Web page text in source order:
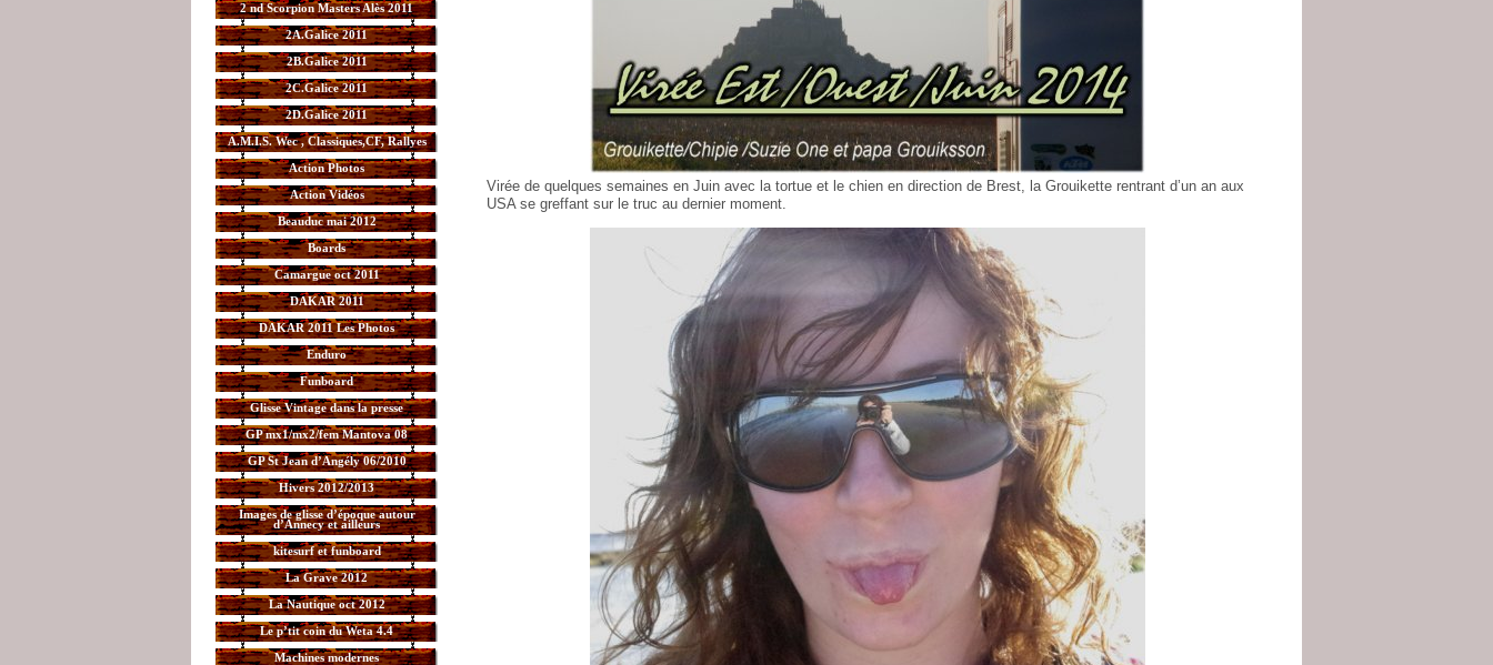
2 nd Scorpion Masters Alès 2011
2A.Galice 2011
2B.Galice 2011
2C.Galice 2011
2D.Galice 2011
A.M.I.S. Wec , Classiques,CF, Rallyes
Action Photos
Action Vidéos
Beauduc mai 2012
Boards
Camargue oct 2011
DAKAR 2011
DAKAR 2011 Les Photos
Enduro
Funboard
Glisse Vintage dans la presse
GP mx1/mx2/fem Mantova 08
GP St Jean d’Angély 06/2010
Hivers 2012/2013
Images de glisse d’époque autour
d’Annecy et ailleurs
kitesurf et funboard
La Grave 2012
La Nautique oct 2012
Le p’tit coin du Weta 4.4
Machines modernes
Virée de quelques semaines en Juin avec la tortue et le chien en direction de Brest, la Grouikette rentrant d’un an aux
USA se greffant sur le truc au dernier moment.